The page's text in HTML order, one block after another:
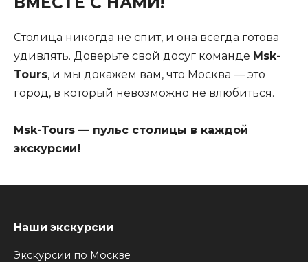
Столица никогда не спит, и она всегда готова
удивлять. Доверьте свой досуг команде Msk-
Tours, и мы докажем вам, что Москва — это
город, в который невозможно не влюбиться.
Msk-Tours — пульс столицы в каждой
экскурсии!
Наши экскурсии
Экскурсии по Москве